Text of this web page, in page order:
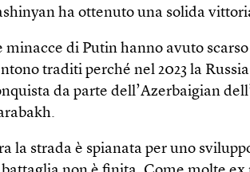
ha ottenuto una solida
minacce di Putin hanno avuto
traditi perché nel 2023 la
da parte dell’Azerbaigian
la strada è spianata per uno